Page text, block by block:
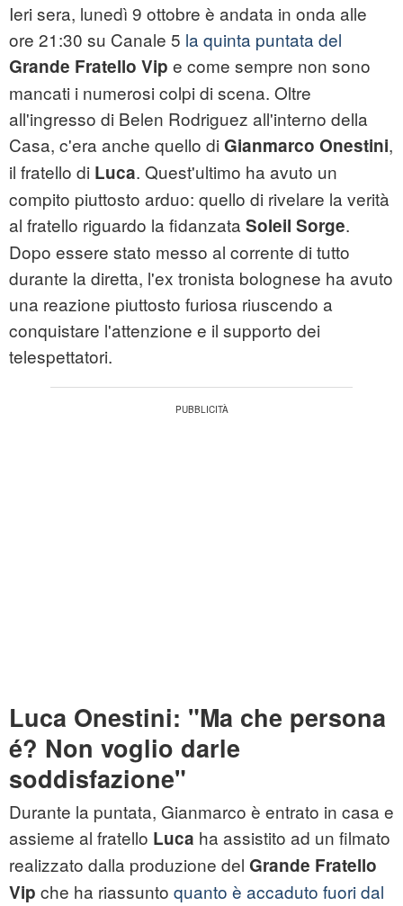
Ieri sera, lunedì 9 ottobre è andata in onda alle
ore 21:30 su Canale 5 la quinta puntata del
Grande Fratello Vip e come sempre non sono
mancati i numerosi colpi di scena. Oltre
all'ingresso di Belen Rodriguez all'interno della
Casa, c'era anche quello di Gianmarco Onestini,
il fratello di Luca. Quest'ultimo ha avuto un
compito piuttosto arduo: quello di rivelare la verità
al fratello riguardo la fidanzata Soleil Sorge.
Dopo essere stato messo al corrente di tutto
durante la diretta, l'ex tronista bolognese ha avuto
una reazione piuttosto furiosa riuscendo a
conquistare l'attenzione e il supporto dei
telespettatori.
Luca Onestini: "Ma che persona
é? Non voglio darle
soddisfazione"
Durante la puntata, Gianmarco è entrato in casa e
assieme al fratello Luca ha assistito ad un filmato
realizzato dalla produzione del Grande Fratello
Vip che ha riassunto quanto è accaduto fuori dal